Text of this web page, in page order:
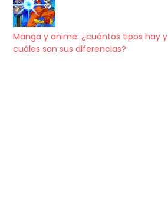
Manga y anime: ¿cuántos tipos hay y
cuáles son sus diferencias?